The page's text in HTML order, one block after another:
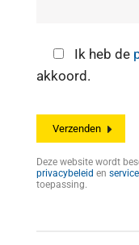
Ik heb de
akkoord.
Deze website wordt
privacybeleid en
toepassing.